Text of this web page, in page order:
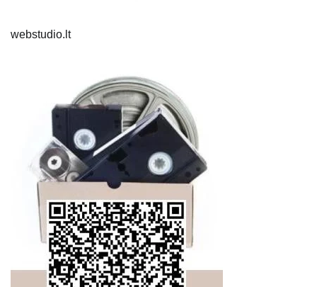
webstudio.lt